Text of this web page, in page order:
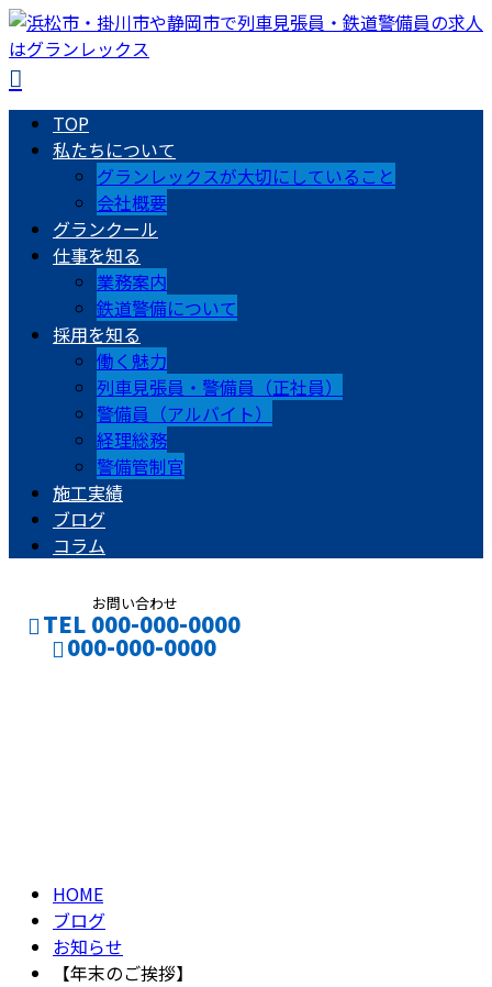
TOP
私たちについて
グランレックスが大切にしていること
会社概要
グランクール
仕事を知る
業務案内
鉄道警備について
採用を知る
働く魅力
列車見張員・警備員（正社員）
警備員（アルバイト）
経理総務
警備管制官
施工実績
ブログ
コラム
お問い合わせ
TEL 000-000-0000
000-000-0000
HOME
ブログ
お知らせ
【年末のご挨拶】